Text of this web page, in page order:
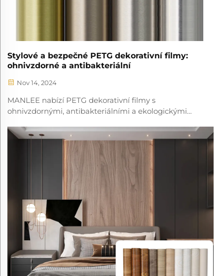
Stylové a bezpečné PETG dekorativní filmy:
ohnivzdorné a antibakteriální
Nov 14, 2024
MANLEE nabízí PETG dekorativní filmy s
ohnivzdornými, antibakteriálními a ekologickými
interiérů.